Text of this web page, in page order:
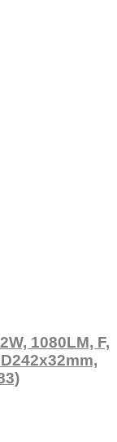
1080LM, F,